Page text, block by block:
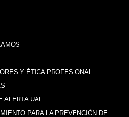
Y ÉTICA PROFESIONAL
ALERTA UAF
PARA LA PREVENCIÓN DE